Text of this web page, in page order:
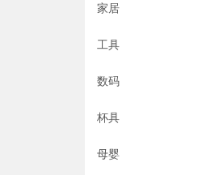
家居
工具
数码
杯具
母婴